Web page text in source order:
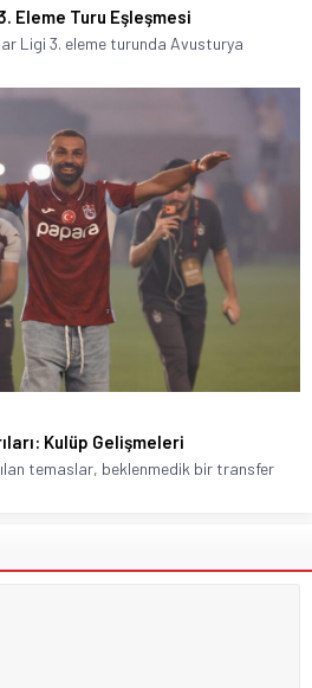
Eleme Turu Eşleşmesi
Ligi 3. eleme turunda Avusturya
Kulüp Gelişmeleri
temaslar, beklenmedik bir transfer